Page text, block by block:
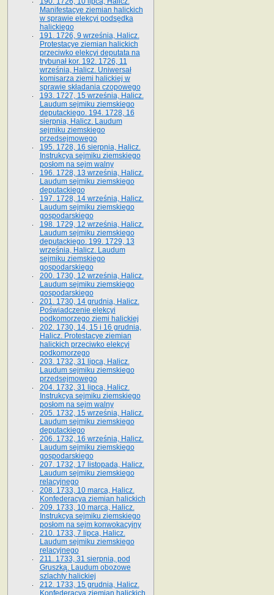
Manifestacye ziemian halickich
w sprawie elekcyi podsędka
halickiego
191. 1726, 9 września, Halicz.
Protestacye ziemian halickich
przeciwko elekcyi deputata na
trybunał kor. 192. 1726, 11
września, Halicz. Uniwersał
komisarza ziemi halickiej w
sprawie składania czopowego
193. 1727, 15 września, Halicz.
Laudum sejmiku ziemskiego
deputackiego. 194. 1728, 16
sierpnia, Halicz. Laudum
sejmiku ziemskiego
przedsejmowego
195. 1728, 16 sierpnia, Halicz.
Instrukcya sejmiku ziemskiego
posłom na sejm walny
196. 1728, 13 września, Halicz.
Laudum sejmiku ziemskiego
deputackiego
197. 1728, 14 września, Halicz.
Laudum sejmiku ziemskiego
gospodarskiego
198. 1729, 12 września, Halicz.
Laudum sejmiku ziemskiego
deputackiego. 199. 1729, 13
września, Halicz. Laudum
sejmiku ziemskiego
gospodarskiego
200. 1730, 12 września, Halicz.
Laudum sejmiku ziemskiego
gospodarskiego
201. 1730, 14 grudnia, Halicz.
Poświadczenie elekcyi
podkomorzego ziemi halickiej
202. 1730, 14, 15 i 16 grudnia,
Halicz. Protestacye ziemian
halickich przeciwko elekcyi
podkomorzego
203. 1732, 31 lipca, Halicz.
Laudum sejmiku ziemskiego
przedsejmowego
204. 1732, 31 lipca, Halicz.
Instrukcya sejmiku ziemskiego
posłom na sejm walny
205. 1732, 15 września, Halicz.
Laudum sejmiku ziemskiego
deputackiego
206. 1732, 16 września, Halicz.
Laudum sejmiku ziemskiego
gospodarskiego
207. 1732, 17 listopada, Halicz.
Laudum sejmiku ziemskiego
relacyjnego
208. 1733, 10 marca, Halicz.
Konfederacya ziemian halickich­
209. 1733, 10 marca, Halicz.
Instrukcya sejmiku ziemskiego
posłom na sejm konwokacyjny
210. 1733, 7 lipca, Halicz.
Laudum sejmiku ziemskiego
relacyjnego
211. 1733, 31 sierpnia, pod
Gruszką. Laudum obozowe
szlachty halickiej
212. 1733, 15 grudnia, Halicz.
Konfederacya ziemian halickich